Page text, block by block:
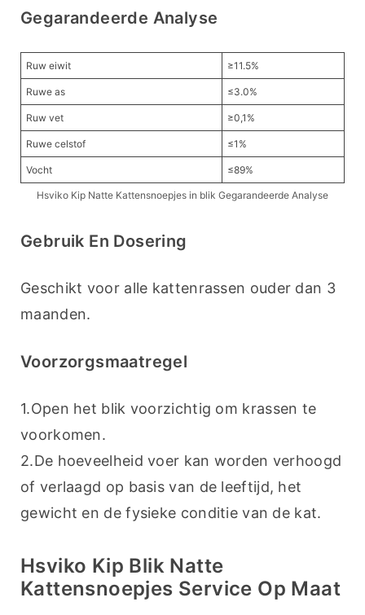
Gegarandeerde Analyse
Ruw eiwit ≥11.5%
Ruwe as ≤3.0%
Ruw vet ≥0,1%
Ruwe celstof ≤1%
Vocht ≤89%
Hsviko Kip Natte Kattensnoepjes in blik Gegarandeerde Analyse
Gebruik En Dosering
Geschikt voor alle kattenrassen ouder dan 3
maanden.
Voorzorgsmaatregel
1.Open het blik voorzichtig om krassen te
voorkomen.
2.De hoeveelheid voer kan worden verhoogd
of verlaagd op basis van de leeftijd, het
gewicht en de fysieke conditie van de kat.
Hsviko Kip Blik Natte
Kattensnoepjes Service Op Maat